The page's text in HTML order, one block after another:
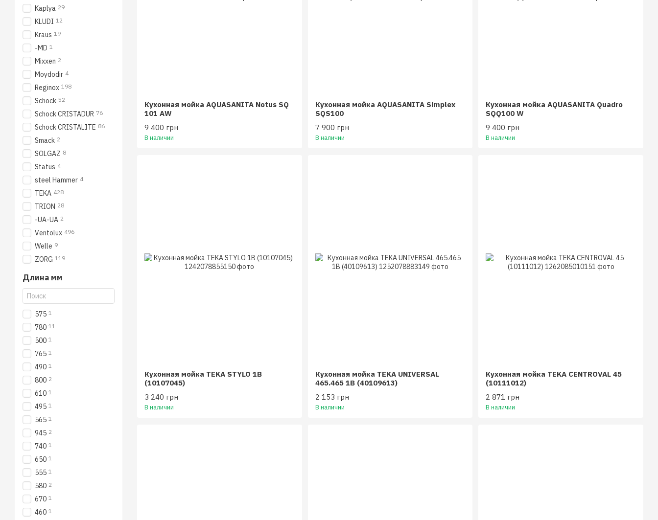
Кухонная мойка AQUASANITA Notus SQ
101 AW
9 400 грн
В наличии
Кухонная мойка AQUASANITA Simplex
SQS100
7 900 грн
В наличии
Кухонная мойка AQUASANITA Quadro
SQQ100 W
9 400 грн
В наличии
Кухонная мойка TEKA STYLO 1B
(10107045)
3 240 грн
В наличии
Кухонная мойка TEKA UNIVERSAL
465.465 1B (40109613)
2 153 грн
В наличии
Кухонная мойка TEKA CENTROVAL 45
(10111012)
2 871 грн
В наличии
Kaplya 29
KLUDI 12
Kraus 19
-MD 1
Mixxen 2
Moydodir 4
Reginox 198
Schock 52
Schock CRISTADUR 76
Schock CRISTALITE 86
Smack 2
SOLGAZ 8
Status 4
steel Hammer 4
TEKA 428
TRION 28
-UA-UA 2
Ventolux 496
Welle 9
ZORG 119
Длина мм
575 1
780 11
500 1
765 1
490 1
800 2
610 1
495 1
565 1
945 2
740 1
650 1
555 1
580 2
670 1
460 1